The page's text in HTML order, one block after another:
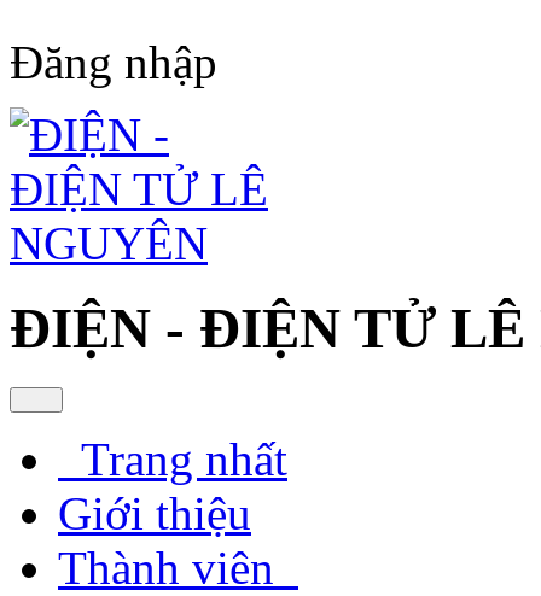
Đăng nhập
ĐIỆN - ĐIỆN TỬ LÊ
Trang nhất
Giới thiệu
Thành viên